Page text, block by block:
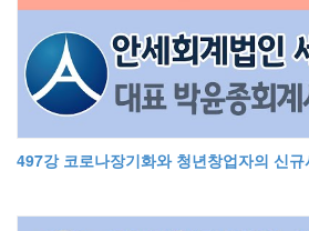
497강 코로나장기화와 청년창업자의 신